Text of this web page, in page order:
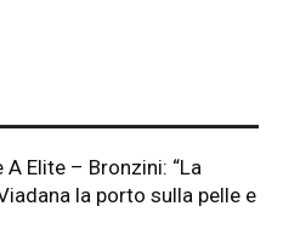
A Elite – Bronzini: “La
la porto sulla pelle e